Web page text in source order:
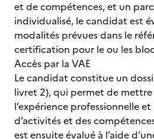
et de compétences, et un
individualisé, le candidat est
modalités prévues dans le
certification pour le ou les
Accès par la VAE
Le candidat constitue un
livret 2), qui permet de
l’expérience professionnelle
d’activités et des
est ensuite évalué à l’aide